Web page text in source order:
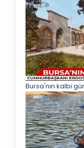
Bursa'nın kalbi